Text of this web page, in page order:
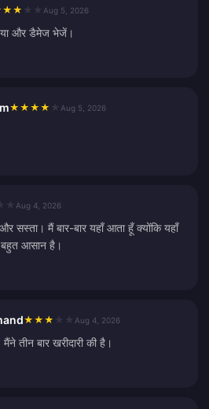
★ ★ Aug 5, 2026
और डैमेज भेजें।
★ ★ ★ ★ Aug 5, 2026
Aug 4, 2026
सस्ता। मैं बार-बार यहाँ आता हूँ क्योंकि यहाँ
बहुत आसान है।
★ ★ ★ Aug 4, 2026
तीन बार खरीदारी की है।